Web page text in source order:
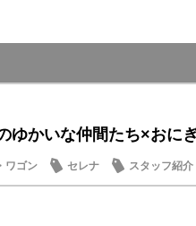
ゆかいな仲間たち×おに
ワゴン セレナ スタッフ紹介